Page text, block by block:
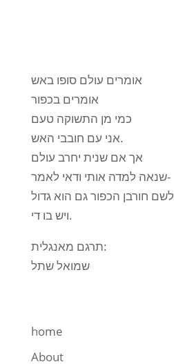
אומרים עולם סופו באש
אומרים בכפור
כמי מן התשוקה טעם
אני עם חובבי האש.
אך אם שנית יחרב עולם
שנאה למדה אותי ודאי לאמר-
לשם חורבן הכפור גם הוא גדול
ויש בו די.
תרגם מאנגלית:
שמואל שתל
home
About